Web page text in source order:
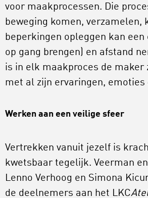
voor maakprocessen. Die
beweging komen, verzamelen,
beperkingen opleggen kan
op gang brengen) en afstand
is in elk maakproces de maker
met al zijn ervaringen, emoties
Werken aan een veilige sfeer
Vertrekken vanuit jezelf is
kwetsbaar tegelijk. Veerman
Lenno Verhoog en Simona
de deelnemers aan het LKC